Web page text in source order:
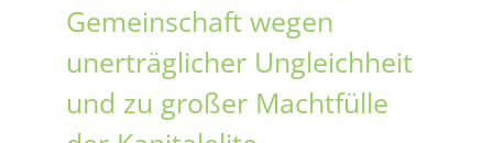
Gemeinschaft wegen
unerträglicher Ungleichheit
und zu großer Machtfülle